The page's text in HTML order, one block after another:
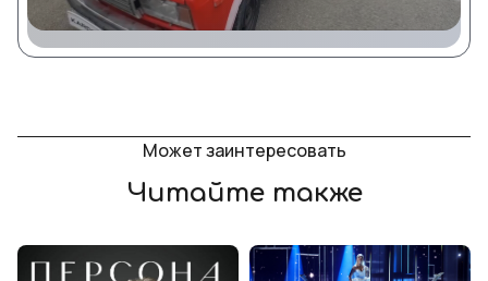
Может заинтересовать
Читайте также